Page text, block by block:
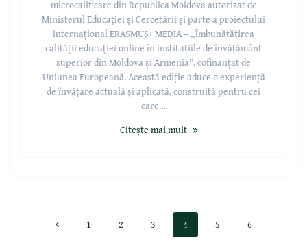
microcalificare din Republica Moldova autorizat de
Ministerul Educației și Cercetării și parte a proiectului
internațional ERASMUS+ MEDIA – „Îmbunătățirea
calității educației online în instituțiile de învățământ
superior din Moldova și Armenia”, cofinanțat de
Uniunea Europeană. Această ediție aduce o experiență
de învățare actuală și aplicată, construită pentru cei
care…
Citește mai mult
1 2 3 4 5 6